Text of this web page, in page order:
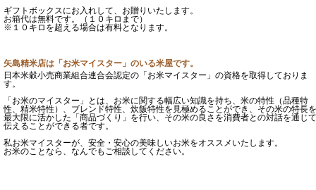
ギフトボックスにお入れして、お贈りいたします。
お箱代は無料です。（１０キロまで）
※１０キロを超える場合は有料となります。
矢島精米店は「お米マイスター」のいる米屋です。
日本米穀小売商業組合連合会認定の「お米マイスター」の資格を取得しておりま
す。
「お米のマイスター」とは、お米に関する幅広い知識を持ち、米の特性（品種特
性、精米特性）、ブレンド特性、炊飯特性を見極めることができ、その米の特長を
最大限に活かした「商品づくり」を行い、その米の良さを消費者との対話を通じて
伝えることができる者です。
私お米マイスターが、安全・安心の美味しいお米をオススメいたします。
お米のことなら、なんでもご相談してください。